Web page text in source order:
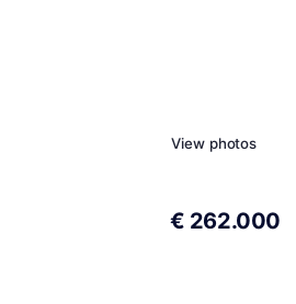
View photos
€ 262.000